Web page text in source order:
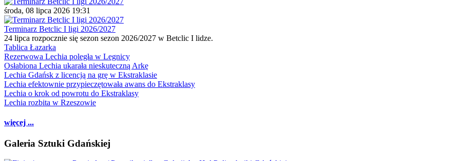
środa, 08 lipca 2026 19:31
Terminarz Betclic I ligi 2026/2027
24 lipca rozpocznie się sezon sezon 2026/2027 w Betclic I lidze.
Tablica Łazarka
Rezerwowa Lechia poległa w Legnicy
Osłabiona Lechia ukarała nieskuteczną Arkę
Lechia Gdańsk z licencją na grę w Ekstraklasie
Lechia efektownie przypieczętowała awans do Ekstraklasy
Lechia o krok od powrotu do Ekstraklasy
Lechia rozbita w Rzeszowie
więcej ...
Galeria Sztuki Gdańskiej